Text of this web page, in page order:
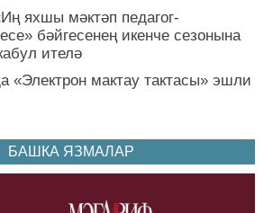
яхшы мәктәп педагог-
бәйгесенең икенче сезонына
ителә
«Электрон мактау тактасы» эшли
БАШКА ЯЗМАЛАР